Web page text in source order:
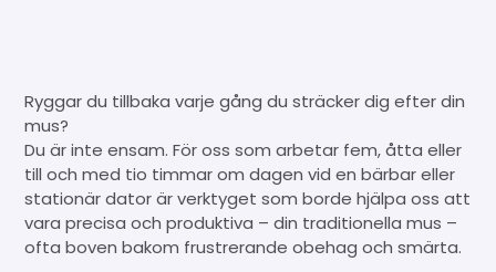
Ryggar du tillbaka varje gång du sträcker dig efter din
mus?
Du är inte ensam. För oss som arbetar fem, åtta eller
till och med tio timmar om dagen vid en bärbar eller
stationär dator är verktyget som borde hjälpa oss att
vara precisa och produktiva – din traditionella mus –
ofta boven bakom frustrerande obehag och smärta.